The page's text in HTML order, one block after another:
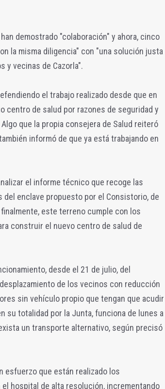
demostrado "colaboración" y ahora, cinco
la misma diligencia" con "una solución justa
y vecinas de Cazorla".
el trabajo realizado desde que en
centro de salud por razones de seguridad y
que la propia consejera de Salud reiteró
informó de que ya está trabajando en
el informe técnico que recoge las
enclave propuesto por el Consistorio, de
este terreno cumple con los
construir el nuevo centro de salud de
desde el 21 de julio, del
de los vecinos con reducción
sin vehículo propio que tengan que acudir
su totalidad por la Junta, funciona de lunes a
un transporte alternativo, según precisó
esfuerzo que están realizado los
hospital de alta resolución, incrementando